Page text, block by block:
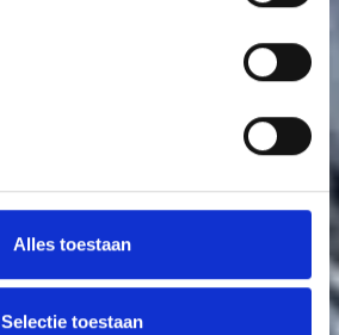
Alles toestaan
Selectie toestaan